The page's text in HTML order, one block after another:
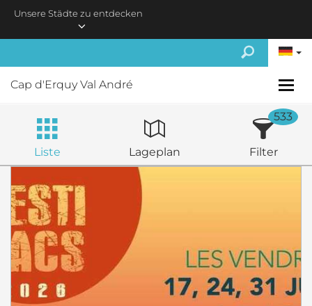
Skip to main content
Unsere Städte zu entdecken
Cap d'Erquy Val André
Liste Lageplan Filter
533